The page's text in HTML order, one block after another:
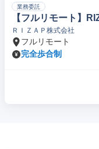
業務委託
【フルリモート】
ＲＩＺＡＰ株式会社
フルリモート
完全歩合制